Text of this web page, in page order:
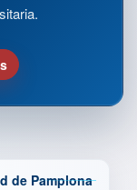
de Pamplona